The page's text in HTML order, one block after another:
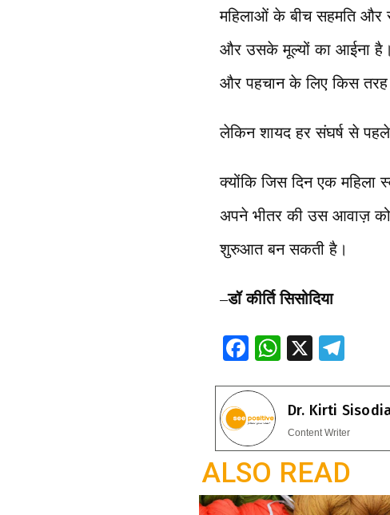
महिलाओं के बीच सहमति और
और उसके मूल्यों का आईना है।
और पहचान के लिए किस तरह
लेकिन शायद हर संघर्ष से
क्योंकि जिस दिन एक
अपने भीतर की उस आवाज़ को
शुरुआत बन सकती है।
–डॉ कीर्ति सिसोदिया
F
e
b
o
o
k
W
at
s
A
p
p
X T
e
gr
a
m
Dr. Kirti
Content Writer
ALSO READ